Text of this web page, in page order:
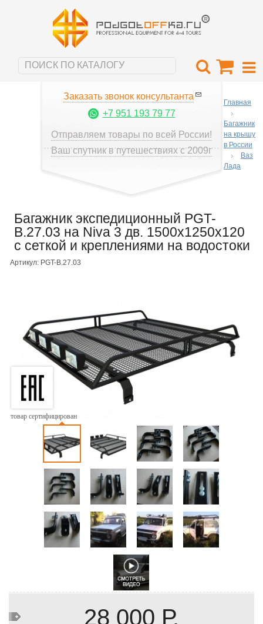
Заказать звонок консультанта
+7 951 193 79 77
Отправляем товары по всей России!
Ваш спутник в путешествиях с 2009г
Главная
Багажник
на крышу
в России
Ваз
Лада
Багажник экспедиционный PGT-
B.27.03 на Niva 3 дв. 1500х1250х120
c сеткой и креплениями на водостоки
Артикул: PGT-B.27.03
товар сертифицирован
28 000 Р.